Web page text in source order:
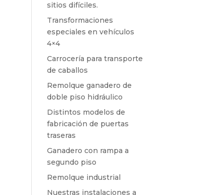
sitios difíciles.
Transformaciones
especiales en vehículos
4×4
Carrocería para transporte
de caballos
Remolque ganadero de
doble piso hidráulico
Distintos modelos de
fabricación de puertas
traseras
Ganadero con rampa a
segundo piso
Remolque industrial
Nuestras instalaciones a